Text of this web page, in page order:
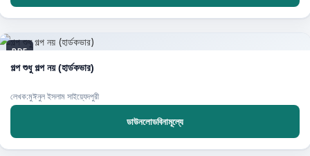
PDF
গল্প শুধু গল্প নয় (হার্ডকভার)
লেখক:মুঈনুল ইসলাম সাইয়্যেদপুরী
ডাউনলোডবিনামূল্যে